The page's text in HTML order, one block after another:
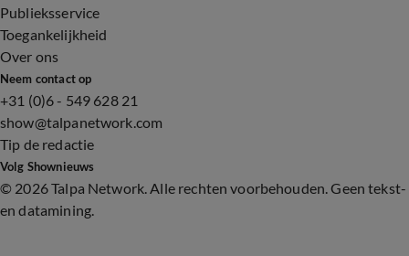
Publieksservice
Toegankelijkheid
Over ons
Neem contact op
+31 (0)6 - 549 628 21
show@talpanetwork.com
Tip de redactie
Volg Shownieuws
© 2026 Talpa Network. Alle rechten voorbehouden. Geen tekst-
en datamining.